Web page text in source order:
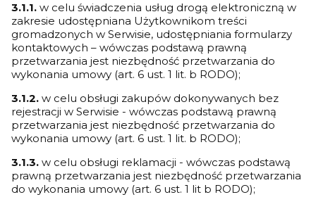
3.1.1. w celu świadczenia usług drogą elektroniczną w
zakresie udostępniana Użytkownikom treści
gromadzonych w Serwisie, udostępniania formularzy
kontaktowych – wówczas podstawą prawną
przetwarzania jest niezbędność przetwarzania do
wykonania umowy (art. 6 ust. 1 lit. b RODO);
3.1.2. w celu obsługi zakupów dokonywanych bez
rejestracji w Serwisie - wówczas podstawą prawną
przetwarzania jest niezbędność przetwarzania do
wykonania umowy (art. 6 ust. 1 lit. b RODO);
3.1.3. w celu obsługi reklamacji - wówczas podstawą
prawną przetwarzania jest niezbędność przetwarzania
do wykonania umowy (art. 6 ust. 1 lit b RODO);